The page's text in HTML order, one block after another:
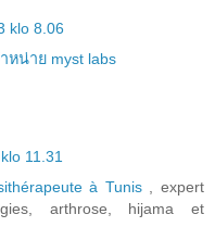
klo 8.06
หน่าย myst labs
11.31
à Tunis, expert
arthrose, hijama et